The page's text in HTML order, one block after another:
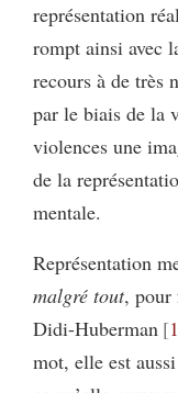
représentation
rompt ainsi avec
recours à de très
par le biais de la
violences une
de la
mentale.
Représentation
malgré tout, pour
Didi-Huberman
mot, elle est